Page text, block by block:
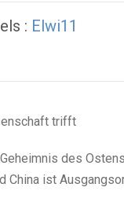
: Elwi11
trifft
des
China ist